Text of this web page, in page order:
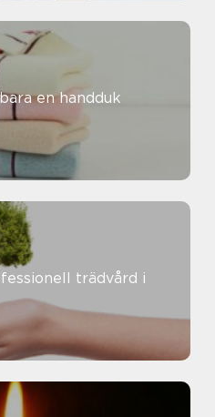
en handduk